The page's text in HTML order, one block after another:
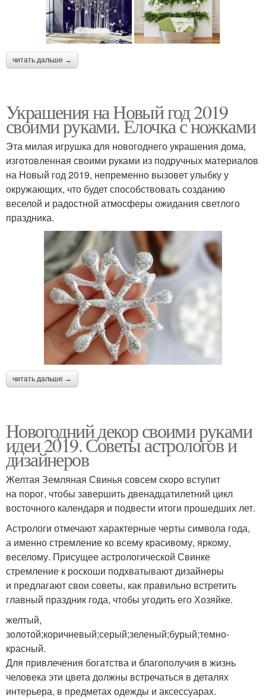
читать дальше →
Украшения на Новый год 2019
своими руками. Елочка с ножками
Эта милая игрушка для новогоднего украшения дома,
изготовленная своими руками из подручных материалов
на Новый год 2019, непременно вызовет улыбку у
окружающих, что будет способствовать созданию
веселой и радостной атмосферы ожидания светлого
праздника.
читать дальше →
Новогодний декор своими руками
идеи 2019. Советы астрологов и
дизайнеров
Желтая Земляная Свинья совсем скоро вступит
на порог, чтобы завершить двенадцатилетний цикл
восточного календаря и подвести итоги прошедших лет.
Астрологи отмечают характерные черты символа года,
а именно стремление ко всему красивому, яркому,
веселому. Присущее астрологической Свинке
стремление к роскоши подхватывают дизайнеры
и предлагают свои советы, как правильно встретить
главный праздник года, чтобы угодить его Хозяйке.
желтый,
золотой;коричневый;серый;зеленый;бурый;темно-
красный.
Для привлечения богатства и благополучия в жизнь
человека эти цвета должны встречаться в деталях
интерьера, в предметах одежды и аксессуарах.